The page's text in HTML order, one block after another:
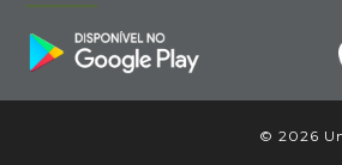
© 2026